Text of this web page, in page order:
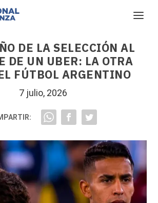
DE LA SELECCIÓN AL
DE UN UBER: LA OTRA
FÚTBOL ARGENTINO
7 julio, 2026